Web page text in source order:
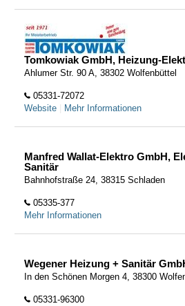
Tomkowiak GmbH, Heizung-
Ahlumer Str. 90 A, 38302 Wolfenbüttel
05331-72072
Website
Mehr Informationen
Manfred Wallat-Elektro GmbH,
Sanitär
Bahnhofstraße 24, 38315 Schladen
05335-377
Mehr Informationen
Wegener Heizung + Sanitär
In den Schönen Morgen 4, 38300
05331-96300